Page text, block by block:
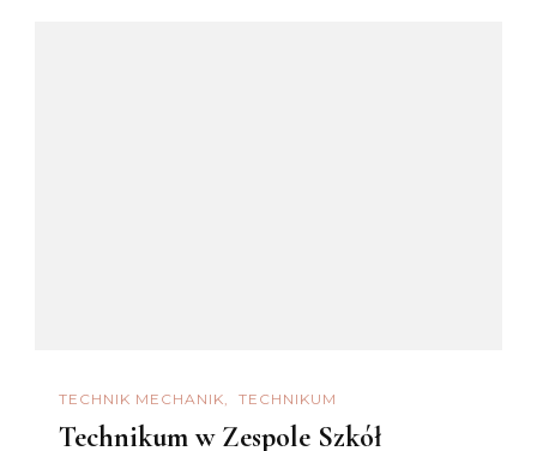
TECHNIK MECHANIK TECHNIKUM
Technikum w Zespole Szkół